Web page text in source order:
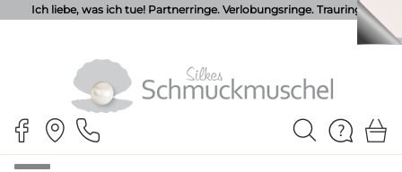
Ich liebe, was ich tue! Partnerringe. Verlobungsringe. Trauringe.